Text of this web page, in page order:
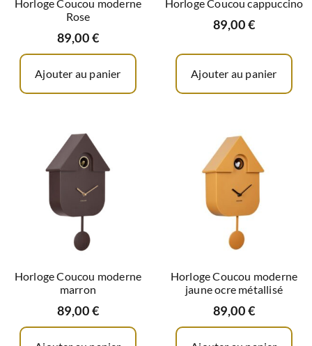
Horloge Coucou moderne
Rose
89,00€
Ajouter au panier
Horloge Coucou cappuccino
89,00€
Ajouter au panier
Horloge Coucou moderne
marron
89,00€
Horloge Coucou moderne
jaune ocre métallisé
89,00€